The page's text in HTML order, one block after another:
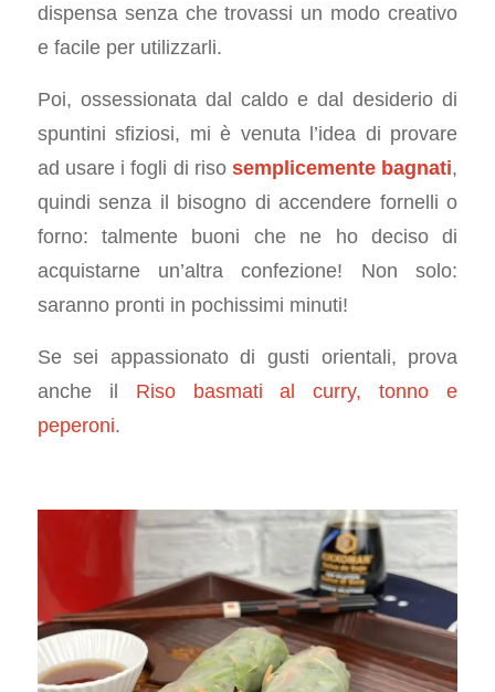
dispensa senza che trovassi un modo creativo
e facile per utilizzarli.
Poi, ossessionata dal caldo e dal desiderio di
spuntini sfiziosi, mi è venuta l’idea di provare
ad usare i fogli di risosemplicemente bagnati,
quindi senza il bisogno di accendere fornelli o
forno: talmente buoni che ne ho deciso di
acquistarne un’altra confezione! Non solo:
saranno pronti in pochissimi minuti!
Se sei appassionato di gusti orientali, prova
anche il Riso basmati al curry, tonno e
peperoni.